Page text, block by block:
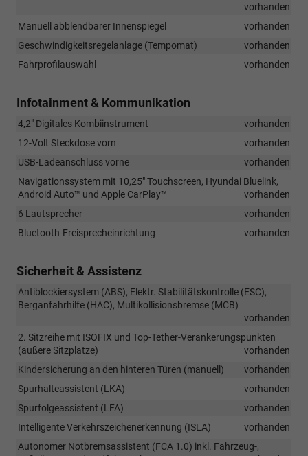
vorhanden
Manuell abblendbarer Innenspiegel
vorhanden
Geschwindigkeitsregelanlage (Tempomat)
vorhanden
Fahrprofilauswahl
vorhanden
Infotainment & Kommunikation
4,2" Digitales Kombiinstrument
vorhanden
12-Volt Steckdose vorn
vorhanden
USB-Ladeanschluss vorne
vorhanden
Navigationssystem mit 10,25" Touchscreen, Hyundai Bluelink,
Android Auto™ und Apple CarPlay™
vorhanden
6 Lautsprecher
vorhanden
Bluetooth-Freisprecheinrichtung
vorhanden
Sicherheit & Assistenz
Antiblockiersystem (ABS), Elektr. Stabilitätskontrolle (ESC),
Berganfahrhilfe (HAC), Multikollisionsbremse (MCB)
vorhanden
2. Sitzreihe mit ISOFIX und Top-Tether-Verankerungspunkten
(äußere Sitzplätze)
vorhanden
Kindersicherung an den hinteren Türen (manuell)
vorhanden
Spurhalteassistent (LKA)
vorhanden
Spurfolgeassistent (LFA)
vorhanden
Intelligente Verkehrszeichenerkennung (ISLA)
vorhanden
Autonomer Notbremsassistent (FCA 1.0) inkl. Fahrzeug-,